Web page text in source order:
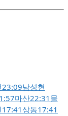
23:09남성현
마산22:31 물
17:41상동17:41